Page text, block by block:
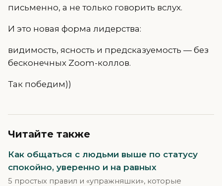
письменно, а не только говорить вслух.
И это новая форма лидерства:
видимость, ясность и предсказуемость — без
бесконечных Zoom-коллов.
Так победим))
Читайте также
Как общаться с людьми выше по статусу
спокойно, уверенно и на равных
5 простых правил и «упражняшки», которые